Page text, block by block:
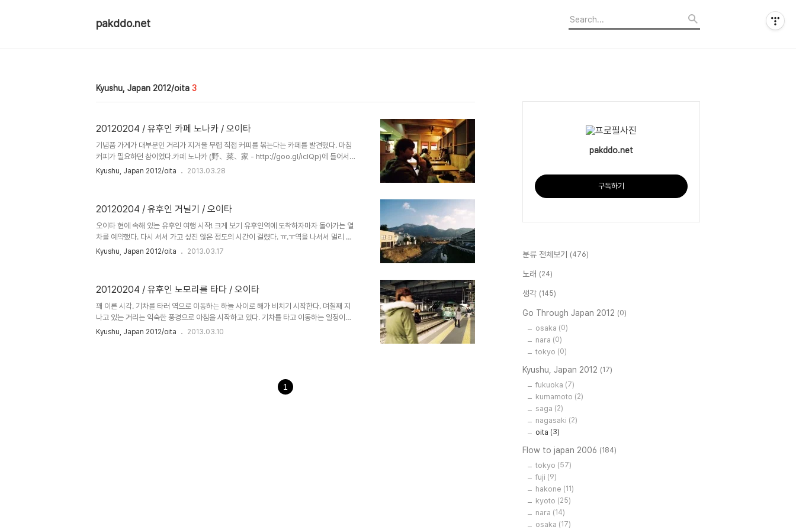
pakddo.net
Kyushu, Japan 2012/oita 3
20120204 / 유후인 카페 노나카 / 오이타
기념품 가게가 대부분인 거리가 지겨울 무렵 직접 커피를 볶는다는 카페를 발견했다. 마침
커피가 필요하던 참이었다.카페 노나카 (野、菜、家 - http://goo.gl/iclQp)에 들어서서
커피를 주문하고 자리를 잡았다. 들판, 나무, 집이란 이름이 특이하다. 주문한 지 얼마 안 되
이 반갑다. 옆 테이블 이야기를 알아들을 수 있을까 잠깐 훔쳐 듣다가 이내 포기하고는 커피
를 한 모금씩 넘기며 카페 분위기를 유심히 살펴본다. 조그마하지만 아늑한 느낌..
Kyushu, Japan 2012/oita 2013.03.28
20120204 / 유후인 거닐기 / 오이타
오이타 현에 속해 있는 유후인 여행 시작! 크게 보기 유후인역에 도착하자마자 돌아가는 열
차를 예약했다. 다시 서서 가고 싶진 않은 정도의 시간이 걸렸다. ㅠ.ㅜ역을 나서서 멀리 보
이는 유후인 산을 배경으로 다 같이 사진을 찍었다. 기념 사진 찍는 상황만으로도 꽤 재미를
ま庵 - http://goo.gl/B54W2)이라는 음식점. 넓은 공간에 우리가 첫 손님이 되었다. 먼
저 나온 토종닭 구이 (지도리야키 地鶏焼) 를 잡아 먹을듯한 기념 촬영 고고..
Kyushu, Japan 2012/oita 2013.03.17
20120204 / 유후인 노모리를 타다 / 오이타
꽤 이른 시각. 기차를 타러 역으로 이동하는 하늘 사이로 해가 비치기 시작한다. 며칠째 지
나고 있는 거리는 익숙한 풍경으로 아침을 시작하고 있다. 기차를 타고 이동하는 일정이니
유명하다는 에키벤(역에서 파는 도시락)을 아침으로 먹기로 했다. 각자 고른 도시락이 담기
다리는 중, 예쁘장하게 생긴 열차가 들어섰다. 유후인 노모리(http://goo.gl/N..
Kyushu, Japan 2012/oita 2013.03.10
1
pakddo.net
구독하기
분류 전체보기 (476)
노래 (24)
생각 (145)
Go Through Japan 2012 (0)
osaka (0)
nara (0)
tokyo (0)
Kyushu, Japan 2012 (17)
fukuoka (7)
kumamoto (2)
saga (2)
nagasaki (2)
oita (3)
Flow to japan 2006 (184)
tokyo (57)
fuji (9)
hakone (11)
kyoto (25)
nara (14)
osaka (17)